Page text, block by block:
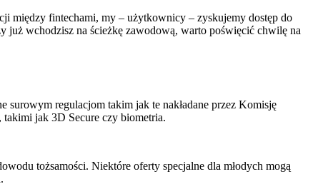
między fintechami, my – użytkownicy – zyskujemy dostęp do
już wchodzisz na ścieżkę zawodową, warto poświęcić chwilę na
regulacjom takim jak te nakładane przez Komisję
jak 3D Secure czy biometria.
tożsamości. Niektóre oferty specjalne dla młodych mogą